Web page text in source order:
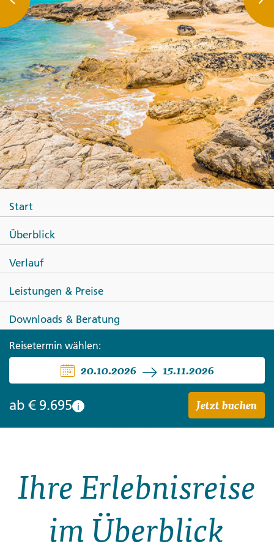
NEUSEELAND
Neuseeland bewusst erleben
von Christchurch nach
Start
Überblick
Verlauf
Leistungen & Preise
Downloads & Beratung
Reisetermin wählen:
20.10.2026 15.11.2026
ab € 9.695 i Jetzt buchen
Ihre Erlebnisreise
im Überblick